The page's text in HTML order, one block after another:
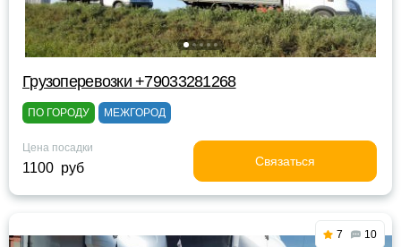
Грузоперевозки +79033281268
ПО ГОРОДУ МЕЖГОРОД
Цена посадки
1100 руб Связаться
7 10